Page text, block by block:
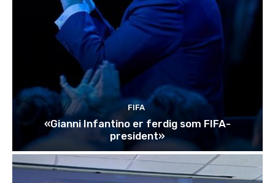
FIFA
«Gianni Infantino er ferdig som FIFA-
president»